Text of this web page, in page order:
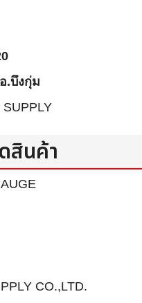
.บึงกุ่ม
สินค้า
CO.,LTD.